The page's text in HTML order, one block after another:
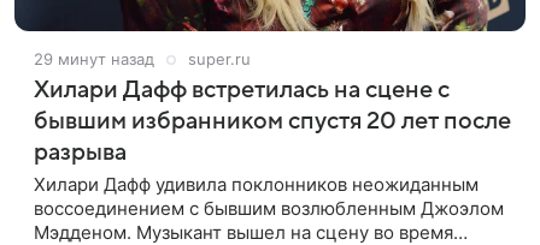
29 минут назад super.ru
Хилари Дафф встретилась на сцене с
бывшим избранником спустя 20 лет после
разрыва
Хилари Дафф удивила поклонников неожиданным
воссоединением с бывшим возлюбленным Джоэлом
Мэдденом. Музыкант вышел на сцену во время